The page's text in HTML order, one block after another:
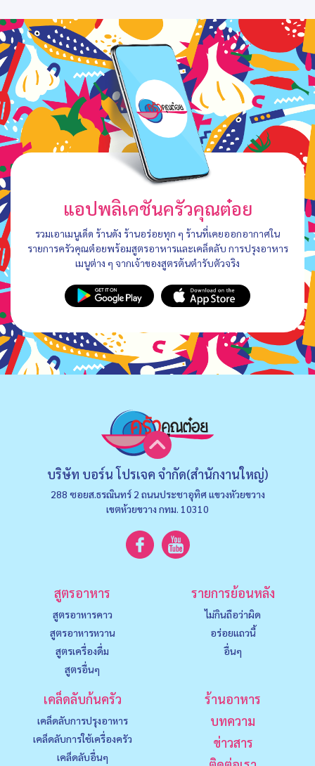
แอปพลิเคชันครัวคุณต๋อย
รวมเอาเมนูเด็ด ร้านดัง ร้านอร่อยทุก ๆ ร้านที่เคยออกอากาศใน
รายการครัวคุณต๋อยพร้อมสูตรอาหารและเคล็ดลับ การปรุงอาหาร
เมนูต่าง ๆ จากเจ้าของสูตรต้นตำรับตัวจริง
บริษัท บอร์น โปรเจค จำกัด(สำนักงานใหญ่)
288 ซอยส.ธรณินทร์ 2 ถนนประชาอุทิศ แขวงหัวยขวาง
เขตห้วยขวาง กทม. 10310
สูตรอาหาร
สูตรอาหารคาว
สูตรอาหารหวาน
สูตรเครื่องดื่ม
สูตรอื่นๆ
รายการย้อนหลัง
ไม่กินถือว่าผิด
อร่อยแถวนี้
อื่นๆ
เคล็ดลับก้นครัว
เคล็ดลับการปรุงอาหาร
เคล็ดลับการใช้เครื่องครัว
เคล็ดลับอื่นๆ
ร้านอาหาร
บทความ
ข่าวสาร